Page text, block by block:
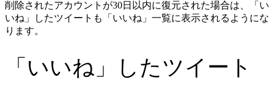
削除されたアカウントが30日以内に復元された場合は、「い
いね」したツイートも「いいね」一覧に表示されるようにな
ります。
「いいね」したツイート